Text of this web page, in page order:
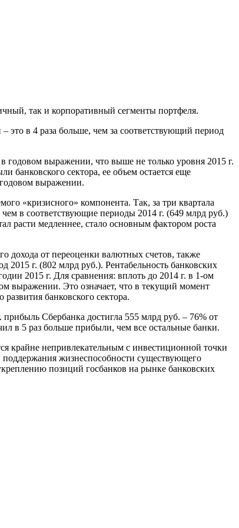
так и корпоративный сегменты портфеля.
это в 4 раза больше, чем за соответствующий период
годовом выражении, что выше не только уровня 2015 г.
банковского сектора, ее объем остается еще
выражении.
«кризисного» компонента. Так, за три квартала
в соответствующие периоды 2014 г. (649 млрд руб.)
расти медленнее, стало основным фактором роста
дохода от переоценки валютных счетов, также
2015 г. (802 млрд руб.). Рентабельность банковских
2015 г. Для сравнения: вплоть до 2014 г. в 1-ом
выражении. Это означает, что в текущий момент
банковского сектора.
Сбербанка достигла 555 млрд руб. – 76% от
в 5 раз больше прибыли, чем все остальные банки.
крайне непривлекательным с инвестиционной точки
поддержания жизнеспособности существующего
позиций госбанков на рынке банковских